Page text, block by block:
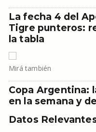
La fecha 4 del
Tigre punteros:
la tabla
Mirá también
Copa Argentina:
en la semana y
Datos